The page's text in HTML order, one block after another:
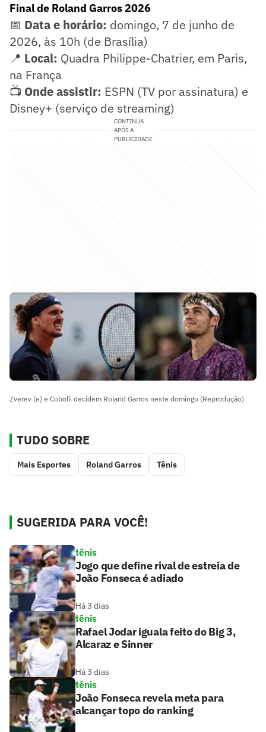
Final de Roland Garros 2026
📅 Data e horário: domingo, 7 de junho de
2026, às 10h (de Brasília)
📍 Local: Quadra Philippe-Chatrier, em Paris,
na França
📺 Onde assistir: ESPN (TV por assinatura) e
Disney+ (serviço de streaming)
CONTINUA
APÓS A
PUBLICIDADE
Zverev (e) e Cobolli decidem Roland Garros neste domingo (Reprodução)
TUDO SOBRE
Mais Esportes Roland Garros Tênis
SUGERIDA PARA VOCÊ!
tênis
Jogo que define rival de estreia de
João Fonseca é adiado
Há 3 dias
tênis
Rafael Jodar iguala feito do Big 3,
Alcaraz e Sinner
Há 3 dias
tênis
João Fonseca revela meta para
alcançar topo do ranking